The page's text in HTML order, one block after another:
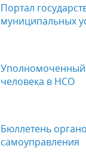
Портал
муниципальных
человека в НСО
Бюллетень
самоуправления